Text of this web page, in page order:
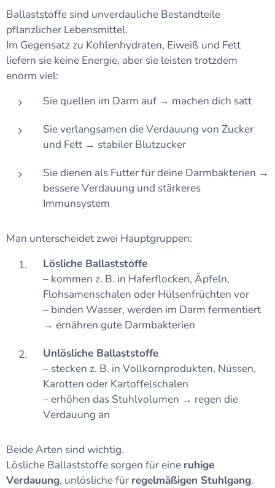
Ballaststoffe sind unverdauliche Bestandteile
pflanzlicher Lebensmittel.
Im Gegensatz zu Kohlenhydraten, Eiweiß und Fett
liefern sie keine Energie, aber sie leisten trotzdem
enorm viel:
Sie quellen im Darm auf → machen dich satt
Sie verlangsamen die Verdauung von Zucker
und Fett → stabiler Blutzucker
Sie dienen als Futter für deine Darmbakterien →
bessere Verdauung und stärkeres
Immunsystem
Man unterscheidet zwei Hauptgruppen:
Lösliche Ballaststoffe
– kommen z. B. in Haferflocken, Äpfeln,
Flohsamenschalen oder Hülsenfrüchten vor
– binden Wasser, werden im Darm fermentiert
→ ernähren gute Darmbakterien
Unlösliche Ballaststoffe
– stecken z. B. in Vollkornprodukten, Nüssen,
Karotten oder Kartoffelschalen
– erhöhen das Stuhlvolumen → regen die
Verdauung an
Beide Arten sind wichtig.
Lösliche Ballaststoffe sorgen für eine ruhige
Verdauung, unlösliche für regelmäßigen Stuhlgang.